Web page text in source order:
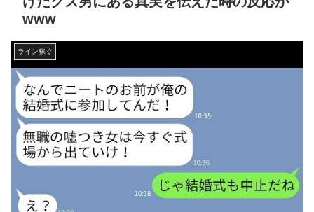
www
ライン稼ぐ